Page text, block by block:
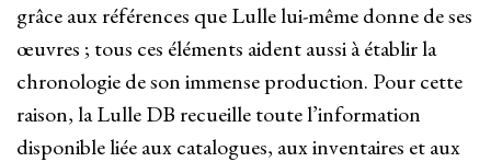
grâce aux références que Lulle lui-même donne de ses
œuvres ; tous ces éléments aident aussi à établir la
chronologie de son immense production. Pour cette
raison, la Lulle DB recueille toute l’information
disponible liée aux catalogues, aux inventaires et aux